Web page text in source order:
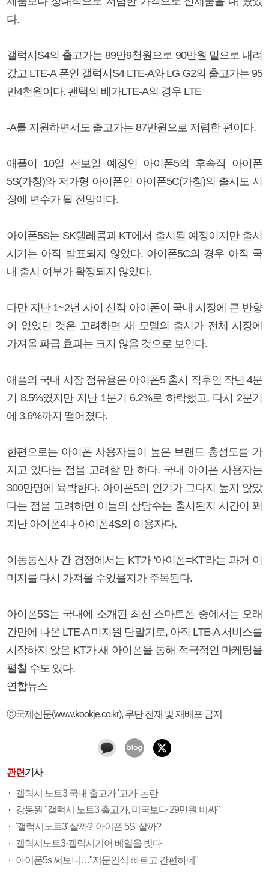
다.
갤럭시S4의 출고가는 89만9천원으로 90만원 밑으로 내려
갔고 LTE-A 폰인 갤럭시S4 LTE-A와 LG G2의 출고가는 95
만4천원이다. 팬택의 베가LTE-A의 경우 LTE
-A를 지원하면서도 출고가는 87만원으로 저렴한 편이다.
애플이 10일 선보일 예정인 아이폰5의 후속작 아이폰
5S(가칭)와 저가형 아이폰인 아이폰5C(가칭)의 출시도 시
장에 변수가 될 전망이다.
아이폰5S는 SK텔레콤과 KT에서 출시될 예정이지만 출시
시기는 아직 발표되지 않았다. 아이폰5C의 경우 아직 국
내 출시 여부가 확정되지 않았다.
다만 지난 1~2년 사이 신작 아이폰이 국내 시장에 큰 반향
이 없었던 것은 고려하면 새 모델의 출시가 전체 시장에
가져올 파급 효과는 크지 않을 것으로 보인다.
애플의 국내 시장 점유율은 아이폰5 출시 직후인 작년 4분
기 8.5%였지만 지난 1분기 6.2%로 하락했고, 다시 2분기
에 3.6%까지 떨어졌다.
한편으로는 아이폰 사용자들이 높은 브랜드 충성도를 가
지고 있다는 점을 고려할 만 하다. 국내 아이폰 사용자는
300만명에 육박한다. 아이폰5의 인기가 그다지 높지 않았
다는 점을 고려하면 이들의 상당수는 출시된지 시간이 꽤
지난 아이폰4나 아이폰4S의 이용자다.
이동통신사 간 경쟁에서는 KT가 '아이폰=KT'라는 과거 이
미지를 다시 가져올 수있을지가 주목된다.
아이폰5S는 국내에 소개된 최신 스마트폰 중에서는 오래
간만에 나온 LTE-A 미지원 단말기로, 아직 LTE-A 서비스를
시작하지 않은 KT가 새 아이폰을 통해 적극적인 마케팅을
펼칠 수도 있다.
연합뉴스
ⓒ국제신문(www.kookje.co.kr), 무단 전재 및 재배포 금지
관련기사
갤럭시 노트3 국내 출고가 '고가' 논란
강동원 "갤럭시 노트3 출고가, 미국보다 29만원 비싸"
'갤럭시노트3' 살까? '아이폰 5S' 살까?
갤럭시노트3·갤럭시기어 베일을 벗다
아이폰5s 써보니…"지문인식 빠르고 간편하네"